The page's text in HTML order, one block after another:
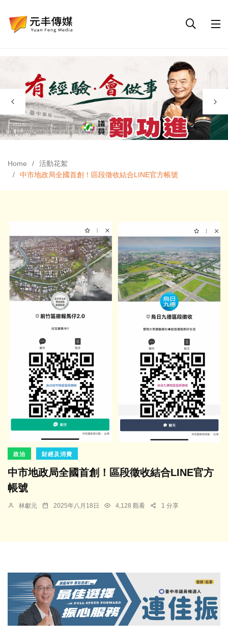
Home
活動花絮
中市地政局全國首創！區段徵收結合LINE官方帳號
政治 財經及消費
中市地政局全國首創！區段徵收結合LINE官方
帳號
林獻元 2025年八月18日 4,128 觀看 1 分享